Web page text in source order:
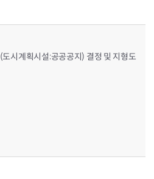
시계획시설:공공공지) 결정 및 지형도